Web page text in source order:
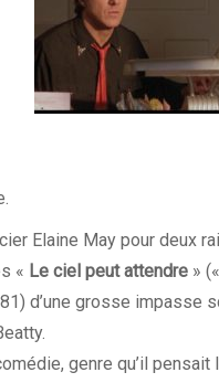
Elaine May pour deux
« Le ciel peut attendre » («
d’une grosse impasse
genre qu’il